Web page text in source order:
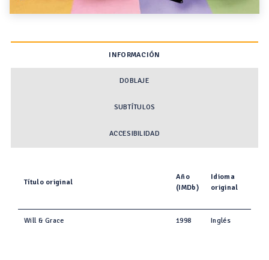
INFORMACIÓN
DOBLAJE
SUBTÍTULOS
ACCESIBILIDAD
Título original
Año
(IMDb)
Idioma
original
Will & Grace 1998 Inglés